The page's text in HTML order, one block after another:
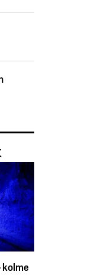
kolme